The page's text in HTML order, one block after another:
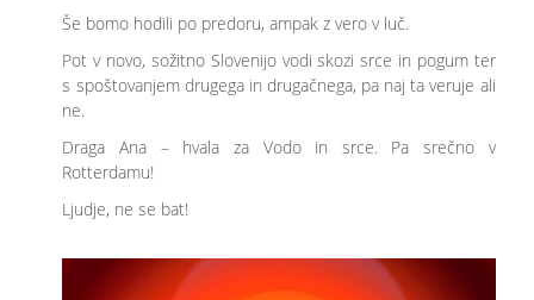
Še bomo hodili po predoru, ampak z vero v luč.
Pot v novo, sožitno Slovenijo vodi skozi srce in pogum ter
s spoštovanjem drugega in drugačnega, pa naj ta veruje ali
ne.
Draga Ana – hvala za Vodo in srce. Pa srečno v
Rotterdamu!
Ljudje, ne se bat!